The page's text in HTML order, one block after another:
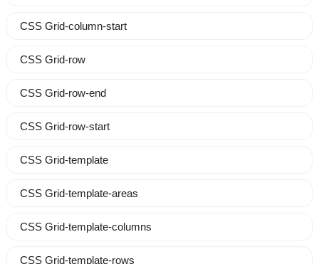
CSS Grid-column-start
CSS Grid-row
CSS Grid-row-end
CSS Grid-row-start
CSS Grid-template
CSS Grid-template-areas
CSS Grid-template-columns
CSS Grid-template-rows